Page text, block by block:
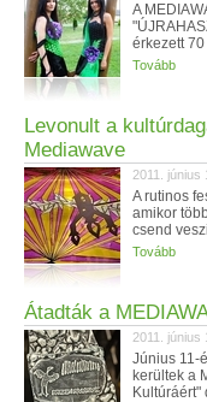
A
érkezett
Tovább
Levonult a
Mediawave
2011. június
A rutinos
amikor
csend
Tovább
Átadták a
2011. június
Június 11-
kerültek a
Kultúráért"